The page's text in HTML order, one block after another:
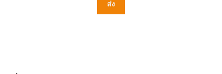
ส่ง